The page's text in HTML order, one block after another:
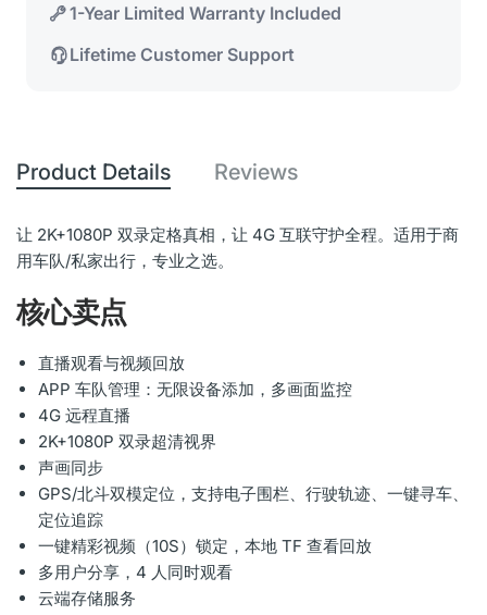
1-Year Limited Warranty Included
Lifetime Customer Support
Product Details Reviews
让 2K+1080P 双录定格真相，让 4G 互联守护全程。适用于商
用车队/私家出行，专业之选。
核心卖点
直播观看与视频回放
APP 车队管理：无限设备添加，多画面监控
4G 远程直播
2K+1080P 双录超清视界
声画同步
GPS/北斗双模定位，支持电子围栏、行驶轨迹、一键寻车、
定位追踪
一键精彩视频（10S）锁定，本地 TF 查看回放
多用户分享，4 人同时观看
云端存储服务